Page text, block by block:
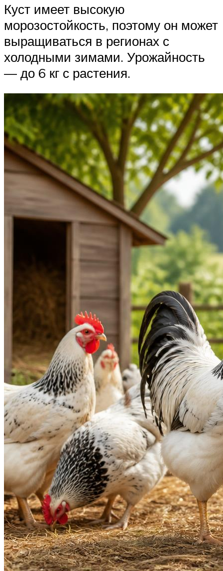
Куст имеет высокую
морозостойкость, поэтому он может
выращиваться в регионах с
холодными зимами. Урожайность
— до 6 кг с растения.